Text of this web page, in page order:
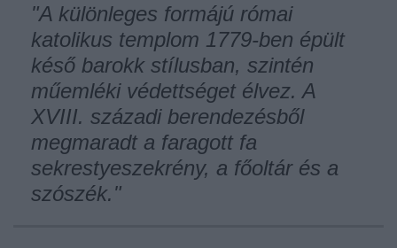
"A különleges formájú római
katolikus templom 1779-ben épült
késő barokk stílusban, szintén
műemléki védettséget élvez. A
XVIII. századi berendezésből
megmaradt a faragott fa
sekrestyeszekrény, a főoltár és a
szószék."